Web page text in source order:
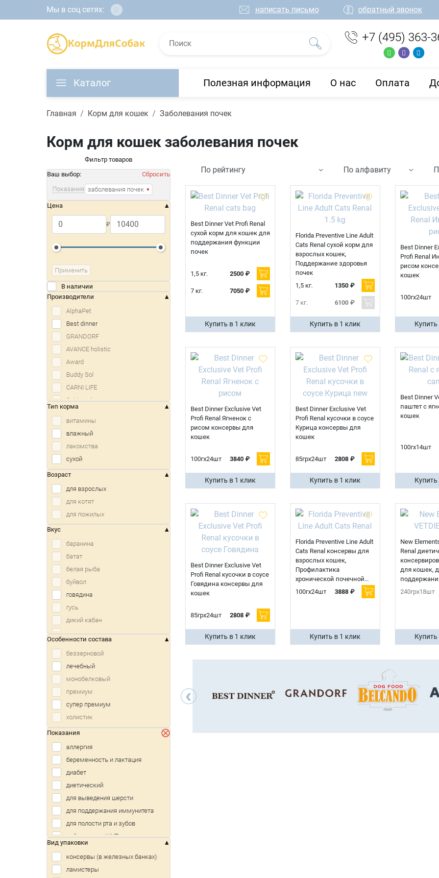
Мы в соц сетях: написать письмо обратный звонок
+7 (495) 363-
Каталог Полезная информация О нас Оплата
Главная Корм для кошек Заболевания почек
Корм для кошек заболевания почек
Фильтр товаров
Ваш выбор:
Сбросить
Показания заболевания почек
Цена
₽
Применить
В наличии
Производители
AlphaPet
Best dinner
GRANDORF
AVANCE holistic
Award
Buddy Sol
CARNI LIFE
Cat Lunch
Eukanuba
Felicat
Florida
Go
Leonardo
Miratorg
Monge
New Elements
Now
Pronature Life
ROYAL CANIN
SAVITA
Smart Cat
Taormina
Unitabs
Орико
Счастливый кот
Тип корма
витамины
влажный
лакомства
сухой
Возраст
для взрослых
для котят
для пожилых
Вкус
баранина
батат
белая рыба
буйвол
говядина
гусь
дикий кабан
дичь
зерновые
кабан
кальмар
краб
креветка
кролик
курица
лосось
минтай
морепродукты
мясо
овощи
печень
Особенности состава
беззерновой
лечебный
монобелковый
премиум
супер премиум
холистик
Показания
аллергия
беременность и лактация
диабет
диетический
для выведения шерсти
для поддержания иммунитета
для полости рта и зубов
заболевания ЖКТ
заболевания почек
заболевания сердца
Вид упаковки
консервы (в железных банках)
ламистеры
Best Dinner Vet Profi Renal
сухой корм для кошек для
поддержания функции
почек
1,5 кг. 2500 ₽
7 кг. 7050 ₽
Купить в 1 клик
Florida Preventive Line Adult
Cats Renal сухой корм для
взрослых кошек,
Поддержание здоровья
почек
1,5 кг.
1350 ₽
7 кг. 6100 ₽
Купить в 1 клик
Best Dinner
Profi Renal
рисом
кошек
100гх24шт
Best Dinner Exclusive Vet
Profi Renal Ягненок с
рисом консервы для
кошек
100гх24шт 3840 ₽
Купить в 1 клик
Best Dinner Exclusive Vet
Profi Renal кусочки в соусе
Курица консервы для
кошек
85грх24шт 2808 ₽
Купить в 1 клик
Best Dinner
паштет с
кошек
100гх14шт
Best Dinner Exclusive Vet
Profi Renal кусочки в соусе
Говядина консервы для
кошек
85грх24шт 2808 ₽
Купить в 1 клик
Florida Preventive Line Adult
Cats Renal консервы для
взрослых кошек,
Профилактика
хронической почечной
недостаточности с
100гх24шт 3888 ₽
Купить в 1 клик
New
Renal
для кошек,
почек,
рыбы
240грх18шт
‹
Оформить заказ
E-mail